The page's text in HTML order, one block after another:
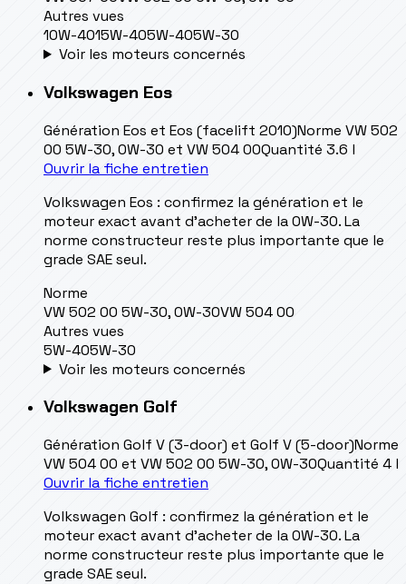
Autres vues
10W-4015W-405W-405W-30
Voir les moteurs concernés
Volkswagen Eos
Génération Eos et Eos (facelift 2010)Norme VW 502
00 5W-30, 0W-30 et VW 504 00Quantité 3.6 l
Ouvrir la fiche entretien
Volkswagen Eos : confirmez la génération et le
moteur exact avant d’acheter de la 0W-30. La
norme constructeur reste plus importante que le
grade SAE seul.
Norme
VW 502 00 5W-30, 0W-30VW 504 00
Autres vues
5W-405W-30
Voir les moteurs concernés
Volkswagen Golf
Génération Golf V (3-door) et Golf V (5-door)Norme
VW 504 00 et VW 502 00 5W-30, 0W-30Quantité 4 l
Ouvrir la fiche entretien
Volkswagen Golf : confirmez la génération et le
moteur exact avant d’acheter de la 0W-30. La
norme constructeur reste plus importante que le
grade SAE seul.